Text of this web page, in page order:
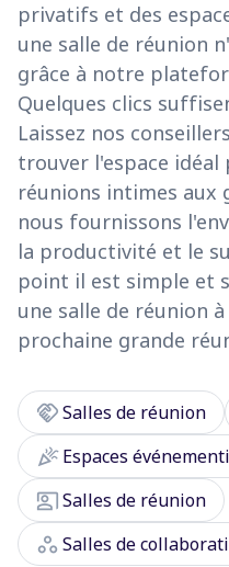
privatifs et des
une salle de réunion
grâce à notre
Quelques clics
Laissez nos
trouver l'espace idéal
réunions intimes aux
nous fournissons
la productivité et le
point il est simple et
une salle de réunion
prochaine grande
handshakeSalles de réunion
celebrationEspaces
co_presentSalles de réunion
workspaces Salles de